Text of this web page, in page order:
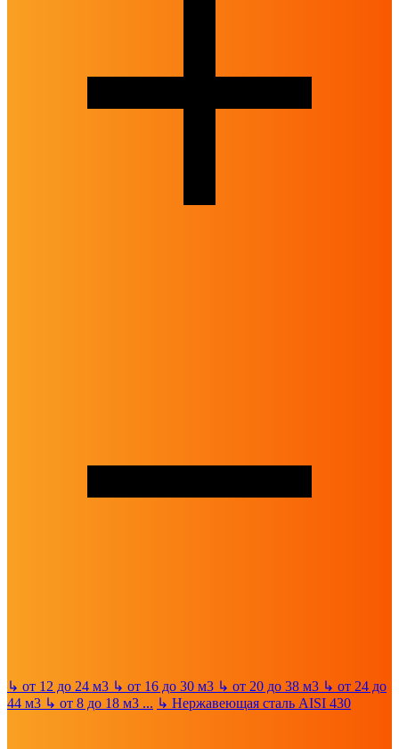
↳ от 12 до 24 м3 ↳ от 16 до 30 м3 ↳ от 20 до 38 м3 ↳ от 24 до
44 м3 ↳ от 8 до 18 м3 ... ↳ Нержавеющая сталь AISI 430